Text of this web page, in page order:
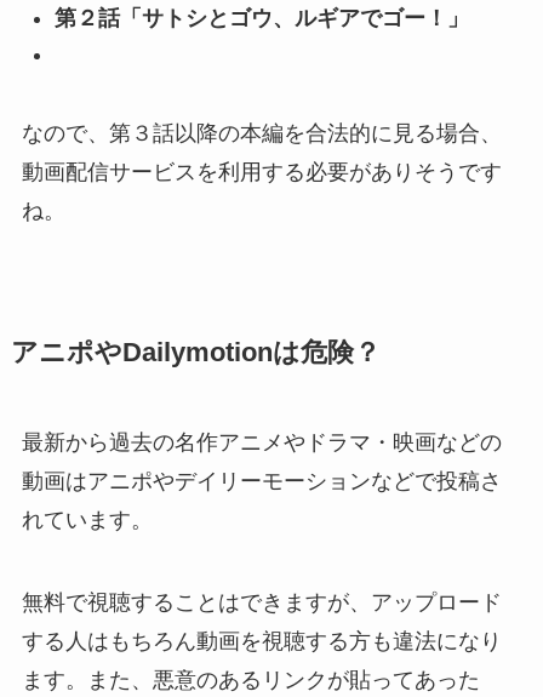
第２話「サトシとゴウ、ルギアでゴー！」
なので、第３話以降の本編を合法的に見る場合、
動画配信サービスを利用する必要がありそうです
ね。
アニポやDailymotionは危険？
最新から過去の名作アニメやドラマ・映画などの
動画はアニポやデイリーモーションなどで投稿さ
れています。
無料で視聴することはできますが、アップロード
する人はもちろん動画を視聴する方も違法になり
ます。また、悪意のあるリンクが貼ってあった